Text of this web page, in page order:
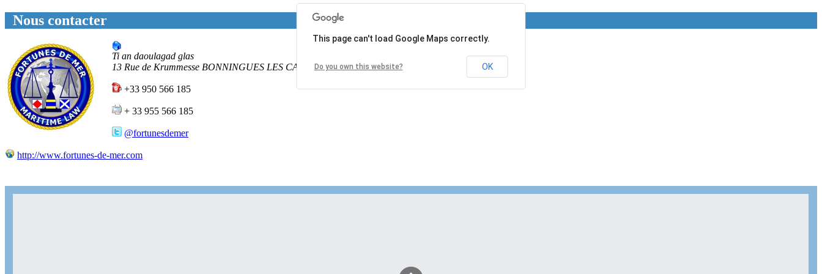
Nous contacter
Ti an daoulagad glas
13 Rue de Krummesse BONNINGUES LES CALAISPAS DE CALAIS62340
+33 950 566 185
+ 33 955 566 185
@fortunesdemer
http://www.fortunes-de-mer.com
This page can't load Google Maps correctly.
Do you own this website? OK